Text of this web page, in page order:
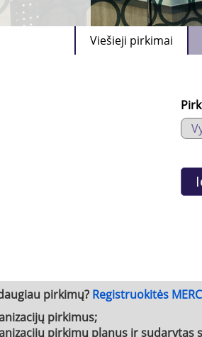
Viešieji pirkimai
pirkimų? Registruokitės
pirkimus;
pirkimų planus ir sudarytas